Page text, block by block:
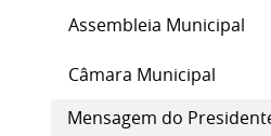
Assembleia Municipal
Câmara Municipal
Mensagem do